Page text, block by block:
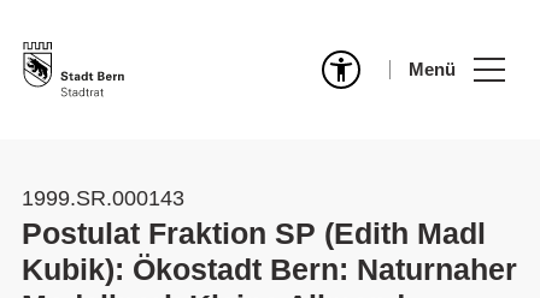
Menü
1999.SR.000143
Postulat Fraktion SP (Edith Madl
Kubik): Ökostadt Bern: Naturnaher